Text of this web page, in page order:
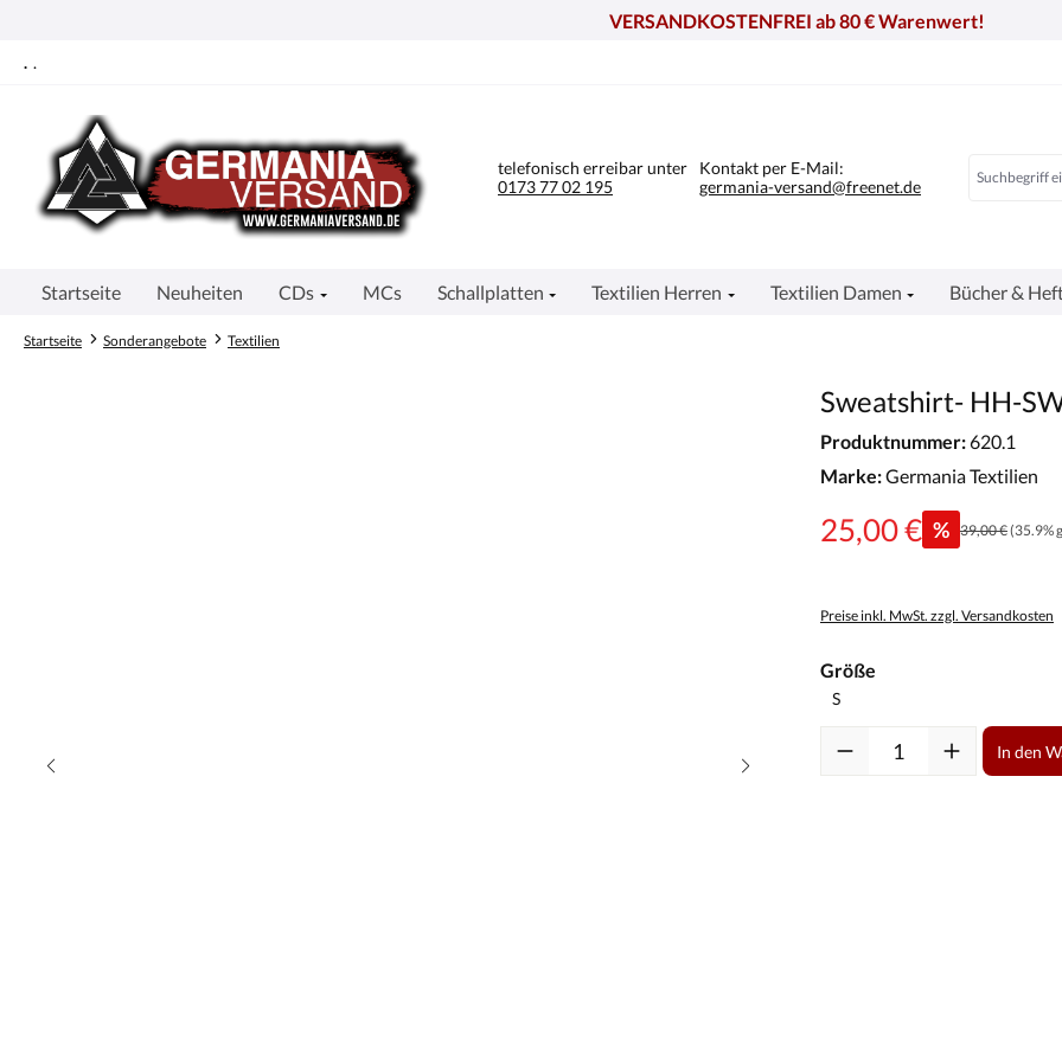
VERSANDKOSTENFREI ab 80 € Warenwert!
. .
telefonisch erreibar unter
0173 77 02 195
Kontakt per E-Mail:
germania-versand@freenet.de
Startseite Neuheiten CDs MCs Schallplatten Textilien Herren Textilien Damen Bücher &
Startseite Sonderangebote Textilien
Sweatshirt- HH-
Produktnummer:620.1
Marke:Germania Textilien
25,00 € % 39,00 €(35.9%
Preise inkl. MwSt. zzgl. Versandkosten
Größe
Produkt Anzahl: Gib den
In den